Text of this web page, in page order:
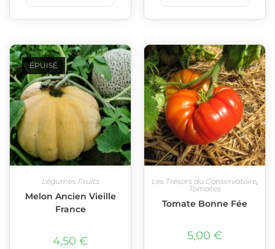
ÉPUISÉ
Légumes Fruits
Melon Ancien Vieille
France
4,50 €
Les Trésors du Conservatoire,
Tomates
Tomate Bonne Fée
5,00 €